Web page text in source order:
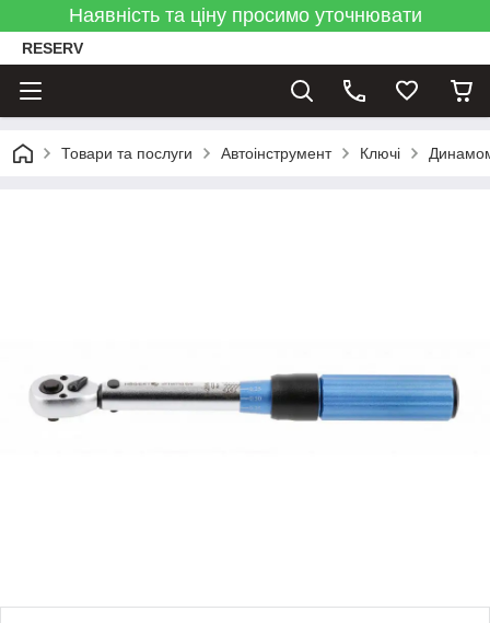
Наявність та ціну просимо уточнювати
RESERV
Товари та послуги Автоінструмент Ключі